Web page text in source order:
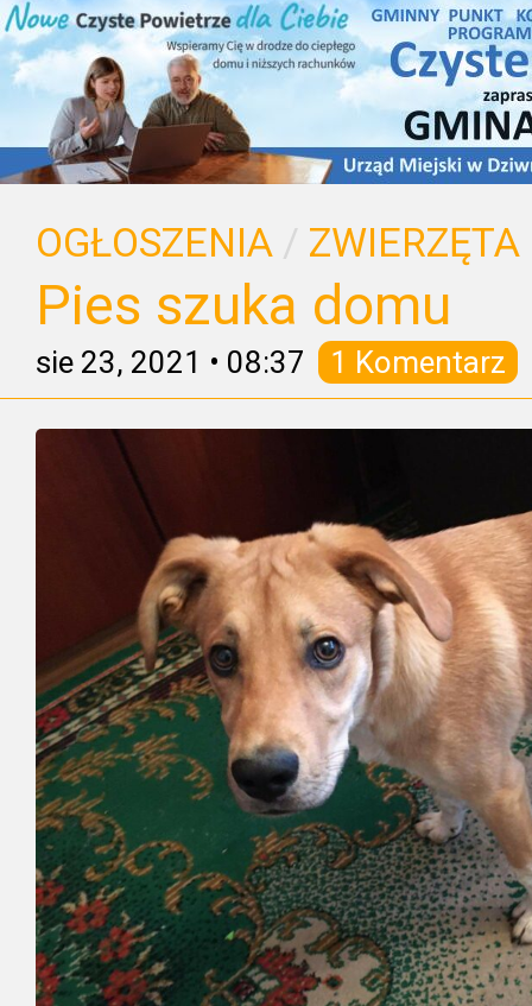
OGŁOSZENIA / ZWIERZĘTA
Pies szuka domu
sie 23, 2021 • 08:37 1 Komentarz